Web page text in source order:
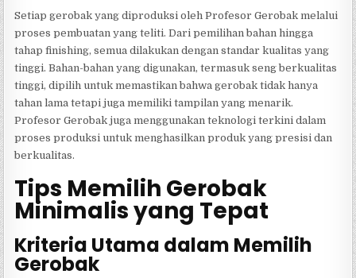
Setiap gerobak yang diproduksi oleh Profesor Gerobak melalui
proses pembuatan yang teliti. Dari pemilihan bahan hingga
tahap finishing, semua dilakukan dengan standar kualitas yang
tinggi. Bahan-bahan yang digunakan, termasuk seng berkualitas
tinggi, dipilih untuk memastikan bahwa gerobak tidak hanya
tahan lama tetapi juga memiliki tampilan yang menarik.
Profesor Gerobak juga menggunakan teknologi terkini dalam
proses produksi untuk menghasilkan produk yang presisi dan
berkualitas.
Tips Memilih Gerobak
Minimalis yang Tepat
Kriteria Utama dalam Memilih
Gerobak